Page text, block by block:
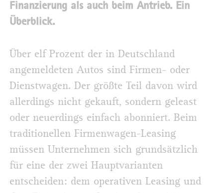
Finanzierung als auch beim Antrieb. Ein
Überblick.
Über elf Prozent der in Deutschland
angemeldeten Autos sind Firmen- oder
Dienstwagen. Der größte Teil davon wird
allerdings nicht gekauft, sondern geleast
oder neuerdings einfach abonniert. Beim
traditionellen Firmenwagen-Leasing
müssen Unternehmen sich grundsätzlich
für eine der zwei Hauptvarianten
entscheiden: dem operativen Leasing und